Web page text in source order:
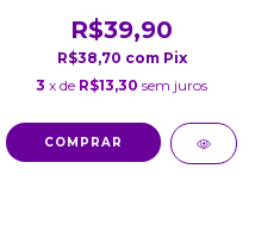
R$39,90
R$38,70 com Pix
3 x de R$13,30 sem juros
COMPRAR